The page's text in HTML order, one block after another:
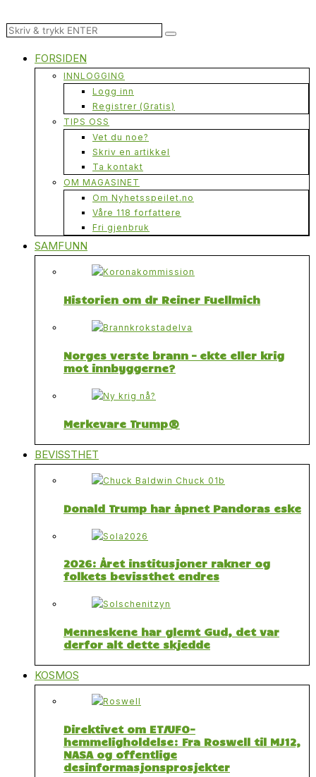
FORSIDEN
INNLOGGING
Logg inn
Registrer (Gratis)
TIPS OSS
Vet du noe?
Skriv en artikkel
Ta kontakt
OM MAGASINET
Om Nyhetsspeilet.no
Våre 118 forfattere
Fri gjenbruk
SAMFUNN
Historien om dr Reiner Fuellmich
Norges verste brann – ekte eller krig
mot innbyggerne?
Merkevare Trump®
BEVISSTHET
Donald Trump har åpnet Pandoras eske
2026: Året institusjoner rakner og
folkets bevissthet endres
Menneskene har glemt Gud, det var
derfor alt dette skjedde
KOSMOS
Direktivet om ET/UFO-
hemmeligholdelse: Fra Roswell til MJ12,
NASA og offentlige
desinformasjonsprosjekter